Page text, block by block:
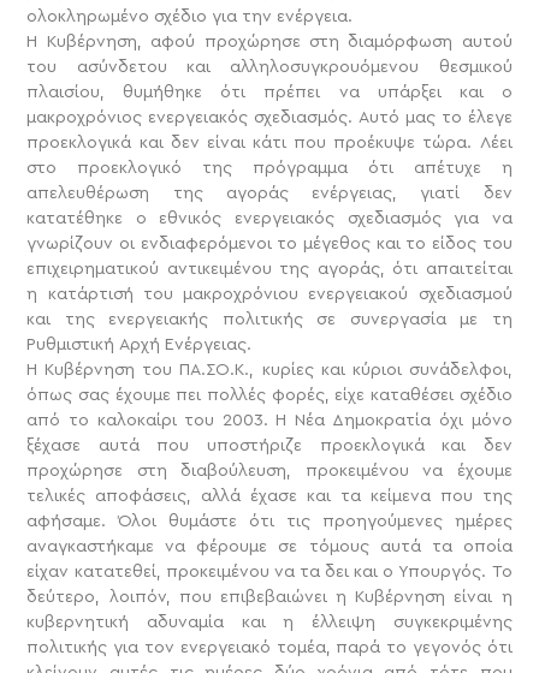
ολοκληρωμένο σχέδιο για την ενέργεια.
Η Κυβέρνηση, αφού προχώρησε στη διαμόρφωση αυτού
του ασύνδετου και αλληλοσυγκρουόμενου θεσμικού
πλαισίου, θυμήθηκε ότι πρέπει να υπάρξει και ο
μακροχρόνιος ενεργειακός σχεδιασμός. Αυτό μας το έλεγε
προεκλογικά και δεν είναι κάτι που προέκυψε τώρα. Λέει
στο προεκλογικό της πρόγραμμα ότι απέτυχε η
απελευθέρωση της αγοράς ενέργειας, γιατί δεν
κατατέθηκε ο εθνικός ενεργειακός σχεδιασμός για να
γνωρίζουν οι ενδιαφερόμενοι το μέγεθος και το είδος του
επιχειρηματικού αντικειμένου της αγοράς, ότι απαιτείται
η κατάρτισή του μακροχρόνιου ενεργειακού σχεδιασμού
και της ενεργειακής πολιτικής σε συνεργασία με τη
Ρυθμιστική Αρχή Ενέργειας.
Η Κυβέρνηση του ΠΑ.ΣΟ.Κ., κυρίες και κύριοι συνάδελφοι,
όπως σας έχουμε πει πολλές φορές, είχε καταθέσει σχέδιο
από το καλοκαίρι του 2003. Η Νέα Δημοκρατία όχι μόνο
ξέχασε αυτά που υποστήριζε προεκλογικά και δεν
προχώρησε στη διαβούλευση, προκειμένου να έχουμε
τελικές αποφάσεις, αλλά έχασε και τα κείμενα που της
αφήσαμε. Όλοι θυμάστε ότι τις προηγούμενες ημέρες
αναγκαστήκαμε να φέρουμε σε τόμους αυτά τα οποία
είχαν κατατεθεί, προκειμένου να τα δει και ο Υπουργός. Το
δεύτερο, λοιπόν, που επιβεβαιώνει η Κυβέρνηση είναι η
κυβερνητική αδυναμία και η έλλειψη συγκεκριμένης
πολιτικής για τον ενεργειακό τομέα, παρά το γεγονός ότι